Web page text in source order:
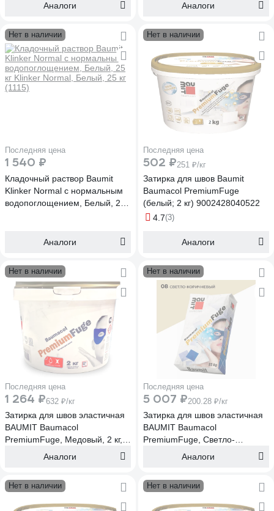
Аналоги
Аналоги
Нет в наличии
Последняя цена
1 540 ₽
Кладочный раствор Baumit
Klinker Normal с нормальным
водопоглощением, Белый, 25
Аналоги
Нет в наличии
Последняя цена
502 ₽251 ₽/кг
Затирка для швов Baumit
Baumacol PremiumFuge
(белый; 2 кг) 9002428040522
4.7(3)
Аналоги
Нет в наличии
Последняя цена
1 264 ₽632 ₽/кг
Затирка для швов эластичная
BAUMIT Baumacol
PremiumFuge, Медовый, 2 кг,
Медовый, 2 кг (1629)
Аналоги
Нет в наличии
Последняя цена
5 007 ₽200.28 ₽/кг
Затирка для швов эластичная
BAUMIT Baumacol
PremiumFuge, Светло-
коричневый, 25 кг, Светло-
Аналоги
Нет в наличии Нет в наличии